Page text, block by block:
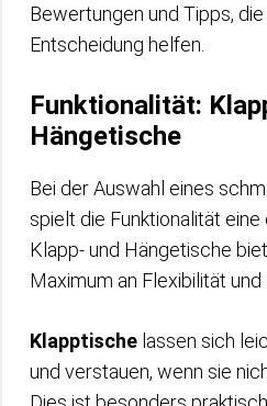
Bewertungen und Tipps,
Entscheidung helfen.
Funktionalität:
Hängetische
Bei der Auswahl eines
spielt die Funktionalität
Klapp- und Hängetische
Maximum an Flexibilität und
Klapptische lassen sich
und verstauen, wenn sie